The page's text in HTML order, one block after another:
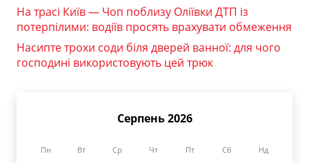
На трасі Київ — Чоп поблизу Оліївки ДТП із
потерпілими: водіїв просять врахувати обмеження
Насипте трохи соди біля дверей ванної: для чого
господині використовують цей трюк
Серпень 2026
Пн Вт Ср Чт Пт Сб Нд